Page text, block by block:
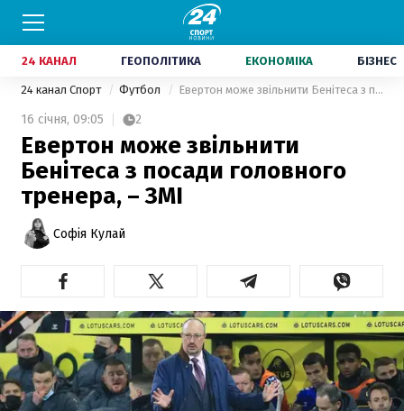
24 КАНАЛ ГЕОПОЛІТИКА ЕКОНОМІКА БІЗНЕС
24 канал Спорт Футбол Евертон може звільнити Бенітеса з посади головного тренера, – ЗМІ
16 січня, 09:05 2
Евертон може звільнити
Бенітеса з посади головного
тренера, – ЗМІ
Софія Кулай